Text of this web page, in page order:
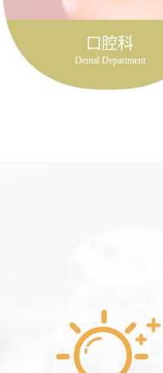
口腔科
Dental Department